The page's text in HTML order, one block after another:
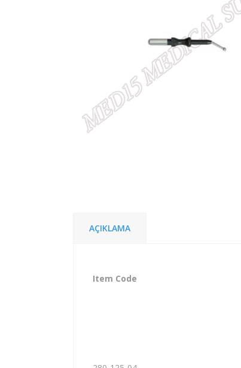
AÇIKLAMA
Item Code